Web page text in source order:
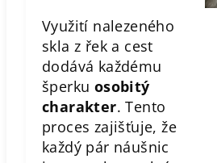
Využití nalezeného
skla z řek a cest
dodává každému
šperku osobitý
charakter. Tento
proces zajišťuje, že
každý pár náušnic